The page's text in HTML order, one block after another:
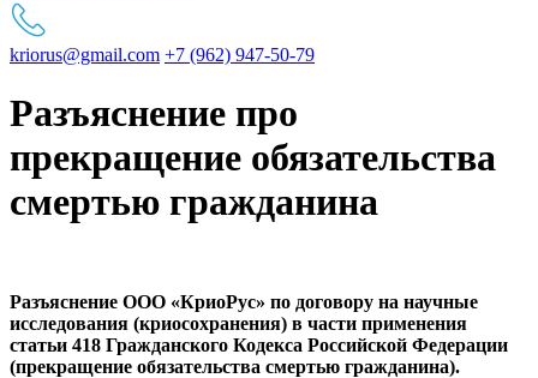
kriorus@gmail.com +7 (962) 947-50-79
Разъяснение про
прекращение обязательства
смертью гражданина
Разъяснение ООО «КриоРус» по договору на научные
исследования (криосохранения) в части применения
статьи 418 Гражданского Кодекса Российской Федерации
(прекращение обязательства смертью гражданина).